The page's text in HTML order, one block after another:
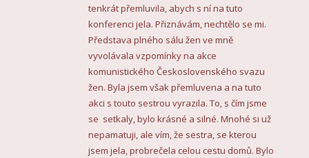
tenkrát přemluvila, abych s ní na tuto
konferenci jela. Přiznávám, nechtělo se mi.
Představa plného sálu žen ve mně
vyvolávala vzpomínky na akce
komunistického Československého svazu
žen. Byla jsem však přemluvena a na tuto
akci s touto sestrou vyrazila. To, s čím jsme
se setkaly, bylo krásné a silné. Mnohé si už
nepamatuji, ale vím, že sestra, se kterou
jsem jela, probrečela celou cestu domů. Bylo